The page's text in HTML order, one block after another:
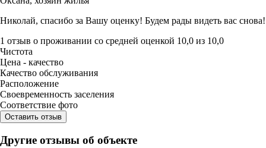
Николай, спасибо за Вашу оценку! Будем рады видеть вас снова!
1 отзыв о проживании со средней оценкой 10,0 из 10,0
Чистота
Цена - качество
Качество обслуживания
Расположение
Своевременность заселения
Соответствие фото
Оставить отзыв
Другие отзывы об объекте